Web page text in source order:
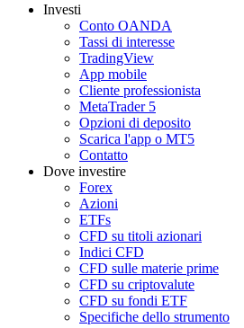
Investi
Conto OANDA
Tassi di interesse
TradingView
App mobile
Cliente professionista
MetaTrader 5
Opzioni di deposito
Scarica l'app o MT5
Contatto
Dove investire
Forex
Azioni
ETFs
CFD su titoli azionari
Indici CFD
CFD sulle materie prime
CFD su criptovalute
CFD su fondi ETF
Specifiche dello strumento